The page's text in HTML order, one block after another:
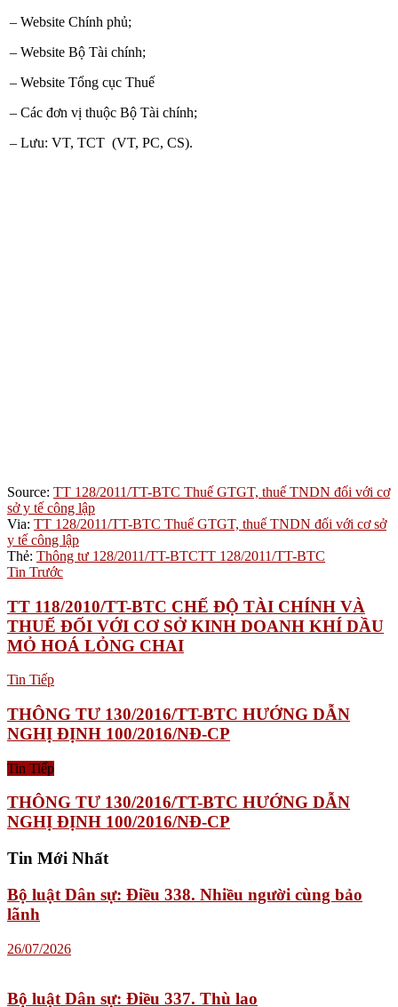
– Website Chính phủ;
– Website Bộ Tài chính;
– Website Tổng cục Thuế
– Các đơn vị thuộc Bộ Tài chính;
– Lưu: VT, TCT (VT, PC, CS).
Source: TT 128/2011/TT-BTC Thuế GTGT, thuế TNDN đối với cơ
sở y tế công lập
Via: TT 128/2011/TT-BTC Thuế GTGT, thuế TNDN đối với cơ sở
y tế công lập
Thẻ: Thông tư 128/2011/TT-BTCTT 128/2011/TT-BTC
Tin Trước
TT 118/2010/TT-BTC CHẾ ĐỘ TÀI CHÍNH VÀ
THUẾ ĐỐI VỚI CƠ SỞ KINH DOANH KHÍ DẦU
MỎ HOÁ LỎNG CHAI
Tin Tiếp
THÔNG TƯ 130/2016/TT-BTC HƯỚNG DẪN
NGHỊ ĐỊNH 100/2016/NĐ-CP
Tin Tiếp
THÔNG TƯ 130/2016/TT-BTC HƯỚNG DẪN
NGHỊ ĐỊNH 100/2016/NĐ-CP
Tin Mới Nhất
Bộ luật Dân sự: Điều 338. Nhiều người cùng bảo
lãnh
26/07/2026
Bộ luật Dân sự: Điều 337. Thù lao